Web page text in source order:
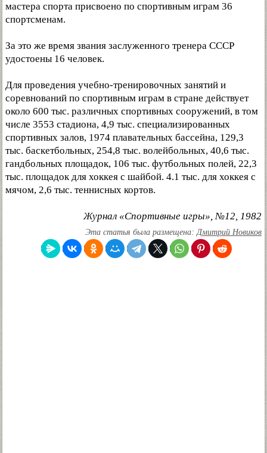
мастера спорта присвоено по спортивным играм 36
спортсменам.
За это же время звания заслуженного тренера СССР
удостоены 16 человек.
Для проведения учебно-тренировочных занятий и
соревнований по спортивным играм в стране действует
около 600 тыс. различных спортивных сооружений, в том
числе 3553 стадиона, 4,9 тыс. специализированных
спортивных залов, 1974 плавательных бассейна, 129,3
тыс. баскетбольных, 254,8 тыс. волейбольных, 40,6 тыс.
гандбольных площадок, 106 тыс. футбольных полей, 22,3
тыс. площадок для хоккея с шайбой. 4.1 тыс. для хоккея с
мячом, 2,6 тыс. теннисных кортов.
Журнал «Спортивные игры», №12, 1982
Эта статья была размещена:Дмитрий Новиков